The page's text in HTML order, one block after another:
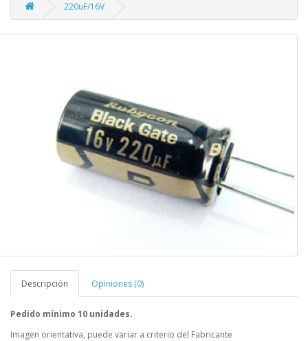
220uF/16V
Descripción Opiniones (0)
Pedido mínimo 10 unidades.
Imagen orientativa, puede variar a criterio del Fabricante